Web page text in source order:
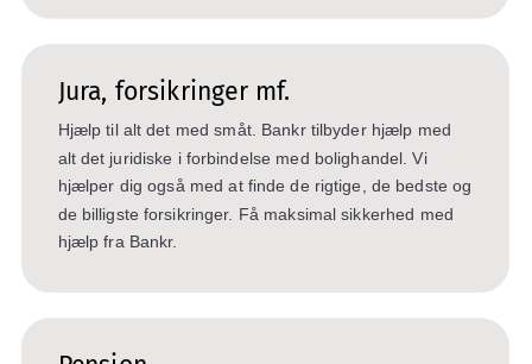
Jura, forsikringer mf.
Hjælp til alt det med småt. Bankr tilbyder hjælp med
alt det juridiske i forbindelse med bolighandel. Vi
hjælper dig også med at finde de rigtige, de bedste og
de billigste forsikringer. Få maksimal sikkerhed med
hjælp fra Bankr.